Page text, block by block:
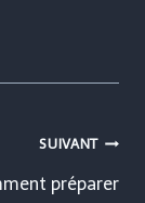
SUIVANT
préparer